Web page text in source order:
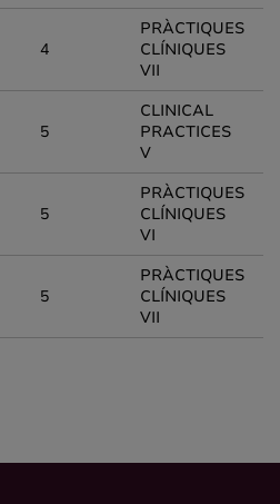
4
PRÀCTIQUES
CLÍNIQUES
VII
5
CLINICAL
PRACTICES
V
5
PRÀCTIQUES
CLÍNIQUES
VI
5
PRÀCTIQUES
CLÍNIQUES
VII